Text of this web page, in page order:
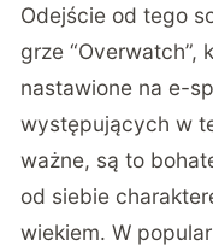
Odejście od tego
grze “Overwatch”,
nastawione na e-
występujących w
ważne, są to
od siebie
wiekiem. W